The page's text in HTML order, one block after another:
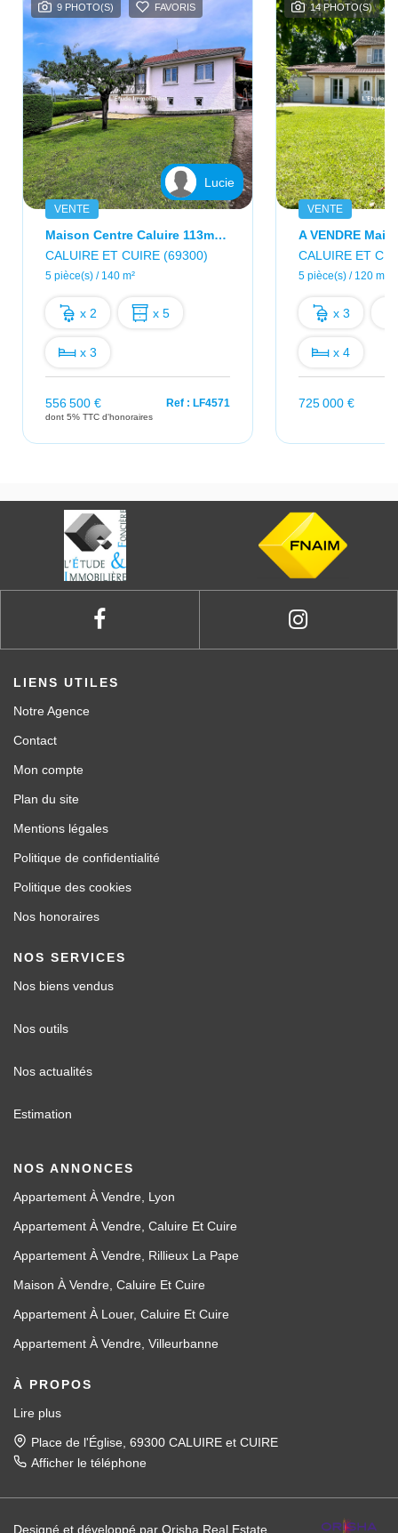
9 PHOTO(S) FAVORIS
Lucie
VENTE
Maison Centre Caluire 113m2 Jardin
CALUIRE ET CUIRE (69300)
5 pièce(s) / 140 m²
x 2 x 5
x 3
556 500 €
dont 5% TTC d'honoraires
Ref : LF4571
14 PHOTO(S)
VENTE
CALUIRE ET
5 pièce(s) / 120 m²
x 3
x 4
725 000 €
LIENS UTILES
Notre Agence
Contact
Mon compte
Plan du site
Mentions légales
Politique de confidentialité
Politique des cookies
Nos honoraires
NOS SERVICES
Nos biens vendus
Nos outils
Nos actualités
Estimation
NOS ANNONCES
Appartement À Vendre, Lyon
Appartement À Vendre, Caluire Et Cuire
Appartement À Vendre, Rillieux La Pape
Maison À Vendre, Caluire Et Cuire
Appartement À Louer, Caluire Et Cuire
Appartement À Vendre, Villeurbanne
À PROPOS
Lire plus
Place de l'Église, 69300 CALUIRE et CUIRE
Afficher le téléphone
Designé et développé par Orisha Real Estate